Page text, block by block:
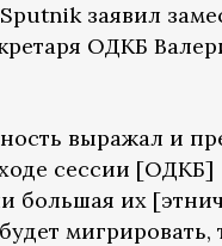
заявил
ОДКБ
выражал и
сессии [ОДКБ]
большая их
мигрировать,